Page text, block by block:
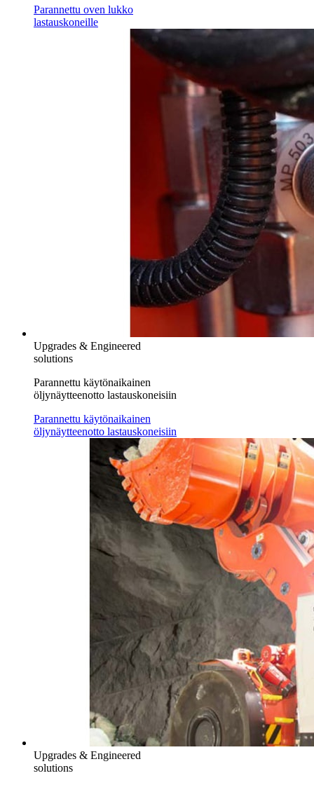
Parannettu oven lukko
lastauskoneille
Upgrades & Engineered
solutions
Parannettu käytönaikainen
öljynäytteenotto lastauskoneisiin
Parannettu käytönaikainen
öljynäytteenotto lastauskoneisiin
Upgrades & Engineered
solutions